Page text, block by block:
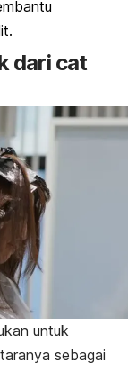
dari cat
untuk
sebagai